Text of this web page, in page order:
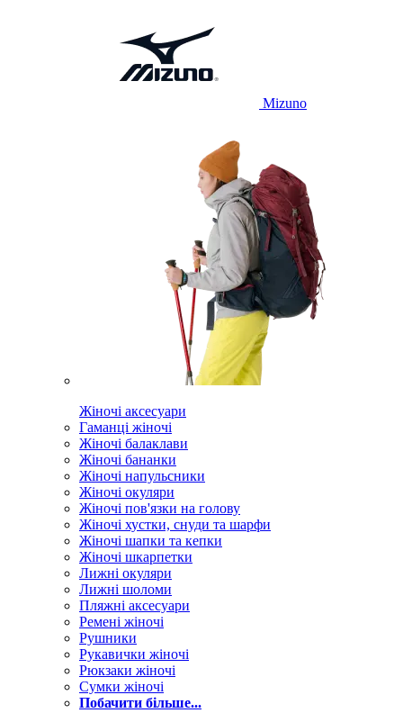
Mizuno
Жіночі аксесуари
Гаманці жіночі
Жіночі балаклави
Жіночі бананки
Жіночі напульсники
Жіночі окуляри
Жіночі пов'язки на голову
Жіночі хустки, снуди та шарфи
Жіночі шапки та кепки
Жіночі шкарпетки
Лижні окуляри
Лижні шоломи
Пляжні аксесуари
Ремені жіночі
Рушники
Рукавички жіночі
Рюкзаки жіночі
Сумки жіночі
Побачити більше...